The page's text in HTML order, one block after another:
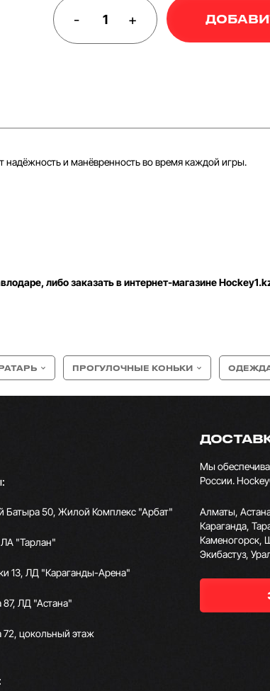
- +
надёжность и манёвренность во время каждой игры.
либо заказать в интернет-магазине
ПРОГУЛОЧНЫЕ КОНЬКИ
Батыра 50, Жилой Комплекс "Арбат"
ЛА "Тарлан"
13, ​ЛД "Караганды-Арена"
87, ЛД "Астана"
72, цокольный этаж
Мы
России.
Алматы,
Караганда,
Каменогорск,
Экибастуз,